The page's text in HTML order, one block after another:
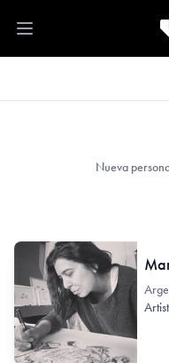
Open main menu
Nueva